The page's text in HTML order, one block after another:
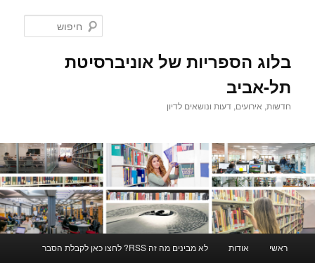
בלוג הספריות של אוניברסיטת
תל-אביב
חדשות, אירועים, דעות ונושאים לדיון
ראשי אודות לא מבינים מה זה RSS? לחצו כאן לקבלת הסבר